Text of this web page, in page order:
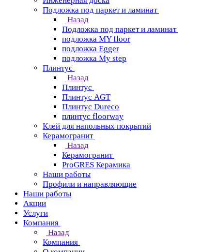
Подложка под паркет и ламинат
Назад
Подложка под паркет и ламинат
подложка MY floor
подложка Egger
подложка My step
Плинтус
Назад
Плинтус
Плинтус AGT
Плинтус Dureco
плинтус floorway
Клей для напольных покрытий
Керамогранит
Назад
Керамогранит
ProGRES Керамика
Наши работы
Профили и направляющие
Наши работы
Акции
Услуги
Компания
Назад
Компания